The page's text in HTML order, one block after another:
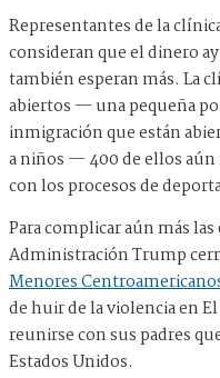
Representantes de la
consideran que el dinero
también esperan más. La
abiertos — una pequeña
inmigración que están
a niños — 400 de ellos
con los procesos de
Para complicar aún más
Administración Trump
Menores
de huir de la violencia en
reunirse con sus padres
Estados Unidos.